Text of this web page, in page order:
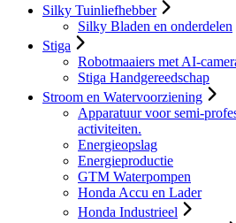
Silky Tuinliefhebber
Silky Bladen en onderdelen
Stiga
Robotmaaiers met AI-
Stiga Handgereedschap
Stroom en Watervoorziening
Apparatuur voor semi-
activiteiten.
Energieopslag
Energieproductie
GTM Waterpompen
Honda Accu en Lader
Honda Industrieel